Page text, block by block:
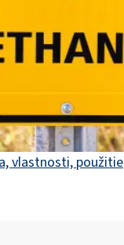
vlastnosti, použitie